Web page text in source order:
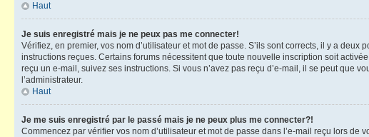
Haut
Je suis enregistré mais je ne peux pas me connecter!
Vérifiez, en premier, vos nom d’utilisateur et mot de passe. S’ils sont corrects, il y a
instructions reçues. Certains forums nécessitent que toute nouvelle inscription soit
reçu un e-mail, suivez ses instructions. Si vous n’avez pas reçu d’e-mail, il se peut que
l’administrateur.
Haut
Je me suis enregistré par le passé mais je ne peux plus me connecter?!
Commencez par vérifier vos nom d’utilisateur et mot de passe dans l’e-mail reçu lors